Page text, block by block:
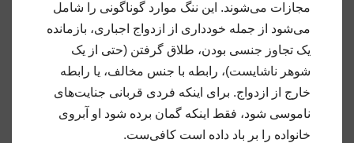
مجازات می‌شوند. این ننگ موارد گوناگونی را شامل
می‌شود از جمله خودداری از ازدواج اجباری، بازمانده
یک تجاوز جنسی بودن، طلاق گرفتن (حتی از یک
شوهر ناشایست)، رابطه با جنس مخالف، یا رابطه
خارج از ازدواج. برای اینکه فردی قربانی جنایت‌های
ناموسی شود، فقط اینکه گمان برده شود او آبروی
خانواده را بر باد داده است کافی‌ست.